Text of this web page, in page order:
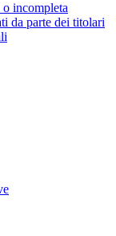
o incompleta
da parte dei titolari